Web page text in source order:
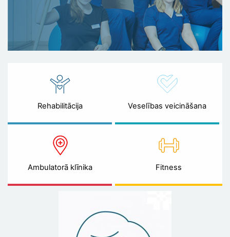
Rehabilitācija Veselības veicināšana
Ambulatorā klīnika Fitness